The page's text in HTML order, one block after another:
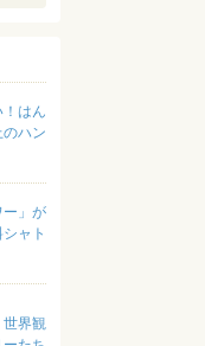
はん
ハン
ー」が
ャト
世界観